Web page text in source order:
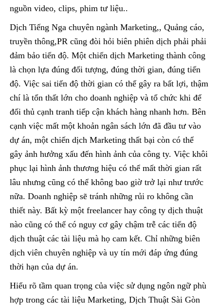
nguồn video, clips, phim tư liệu..
Dịch Tiếng Nga chuyên ngành Marketing,, Quảng cáo,
truyền thông,PR cũng đòi hỏi biên phiên dịch phải phải
đảm bảo tiến độ. Một chiến dịch Marketing thành công
là chọn lựa đúng đối tượng, đúng thời gian, đúng tiến
độ. Việc sai tiến độ thời gian có thể gây ra bất lợi, thậm
chí là tổn thất lớn cho doanh nghiệp và tổ chức khi để
đối thủ cạnh tranh tiếp cận khách hàng nhanh hơn. Bên
cạnh việc mất một khoản ngân sách lớn đã đầu tư vào
dự án, một chiến dịch Marketing thất bại còn có thể
gây ảnh hưởng xấu đến hình ảnh của công ty. Việc khôi
phục lại hình ảnh thương hiệu có thể mất thời gian rất
lâu nhưng cũng có thể không bao giờ trở lại như trước
nữa. Doanh nghiệp sẽ tránh những rủi ro không cần
thiết này. Bất kỳ một freelancer hay công ty dịch thuật
nào cũng có thể có nguy cơ gây chậm trễ các tiến độ
dịch thuật các tài liệu mà họ cam kết. Chỉ những biên
dịch viên chuyên nghiệp và uy tín mới đáp ứng đúng
thời hạn của dự án.
Hiểu rõ tầm quan trọng của việc sử dụng ngôn ngữ phù
hợp trong các tài liệu Marketing, Dịch Thuật Sài Gòn